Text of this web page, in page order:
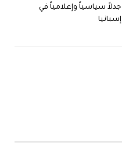
جدلاً سياسياً وإعلامياً في
إسبانيا